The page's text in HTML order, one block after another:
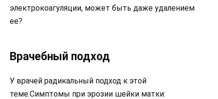
электрокоагуляции, может быть даже удалением
ее?
Врачебный подход
У врачей радикальный подход к этой
теме.Симптомы при эрозии шейки матки: